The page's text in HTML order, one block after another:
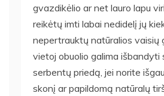
gvazdikėlio ar net lauro lapu
reikėtų imti labai nedidelį jų
nepertrauktų natūralios vaisių
vietoj obuolio galima išbandyti
serbentų priedą, jei norite
skonį ar papildomą natūralų